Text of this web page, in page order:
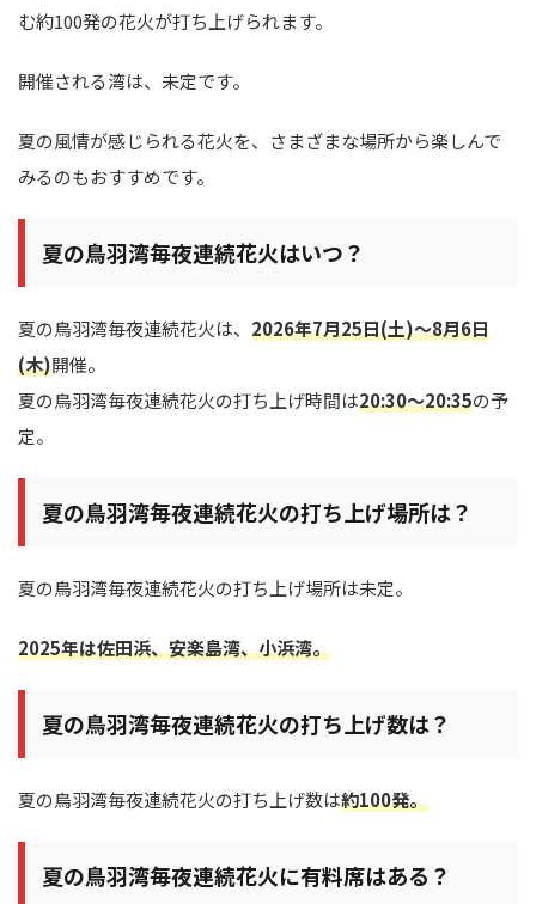
む約100発の花火が打ち上げられます。
開催される湾は、未定です。
夏の風情が感じられる花火を、さまざまな場所から楽しんで
みるのもおすすめです。
夏の鳥羽湾毎夜連続花火はいつ？
夏の鳥羽湾毎夜連続花火は、 2026年7月25日(土)～8月6日
(木)開催。
夏の鳥羽湾毎夜連続花火の打ち上げ時間は20:30～20:35の予
定。
夏の鳥羽湾毎夜連続花火の打ち上げ場所は？
夏の鳥羽湾毎夜連続花火の打ち上げ場所は未定。
2025年は佐田浜、安楽島湾、小浜湾。
夏の鳥羽湾毎夜連続花火の打ち上げ数は？
夏の鳥羽湾毎夜連続花火の打ち上げ数は約100発。
夏の鳥羽湾毎夜連続花火に有料席はある？